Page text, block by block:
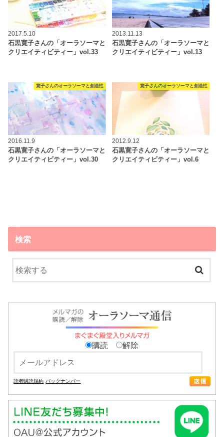
2017.5.10
石黒寛子さんの「オーラソーマと
クリエイティビティー」vol.33
2013.11.13
石黒寛子さんの「オーラソーマと
クリエイティビティー」vol.13
寛子さんのオーラソーマと創造性
2016.11.9
石黒寛子さんの「オーラソーマと
クリエイティビティー」vol.30
寛子さんのオーラソーマと創造性
2012.9.12
石黒寛子さんの「オーラソーマと
クリエイティビティー」vol.6
検索
購読 解除
読者購読規約 バックナンバー